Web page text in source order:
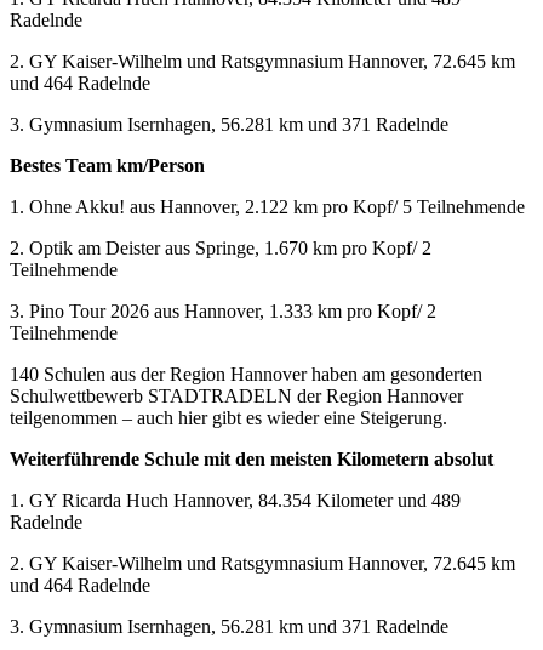
Radelnde
2. GY Kaiser-Wilhelm und Ratsgymnasium Hannover, 72.645 km
und 464 Radelnde
3. Gymnasium Isernhagen, 56.281 km und 371 Radelnde
Bestes Team km/Person
1. Ohne Akku! aus Hannover, 2.122 km pro Kopf/ 5 Teilnehmende
2. Optik am Deister aus Springe, 1.670 km pro Kopf/ 2
Teilnehmende
3. Pino Tour 2026 aus Hannover, 1.333 km pro Kopf/ 2
Teilnehmende
140 Schulen aus der Region Hannover haben am gesonderten
Schulwettbewerb STADTRADELN der Region Hannover
teilgenommen – auch hier gibt es wieder eine Steigerung.
Weiterführende Schule mit den meisten Kilometern absolut
1. GY Ricarda Huch Hannover, 84.354 Kilometer und 489
Radelnde
2. GY Kaiser-Wilhelm und Ratsgymnasium Hannover, 72.645 km
und 464 Radelnde
3. Gymnasium Isernhagen, 56.281 km und 371 Radelnde